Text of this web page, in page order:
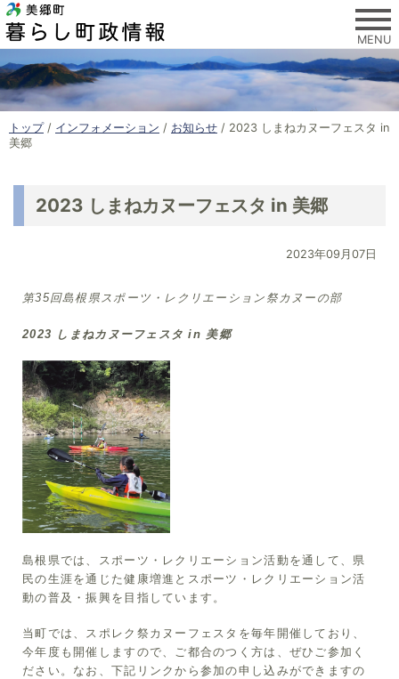
このページの本文へ
MENU
現
在
置
トップ/ インフォメーション / お知らせ / 2023 しまねカヌーフェスタ in
美郷
2023 しまねカヌーフェスタ in 美郷
2023年09月07日
第35回島根県スポーツ・レクリエーション祭カヌーの部
2023 しまねカヌーフェスタ in 美郷
島根県では、スポーツ・レクリエーション活動を通して、県
民の生涯を通じた健康増進とスポーツ・レクリエーション活
動の普及・振興を目指しています。
当町では、スポレク祭カヌーフェスタを毎年開催しており、
今年度も開催しますので、ご都合のつく方は、ぜひご参加く
ださい。なお、下記リンクから参加の申し込みができますの